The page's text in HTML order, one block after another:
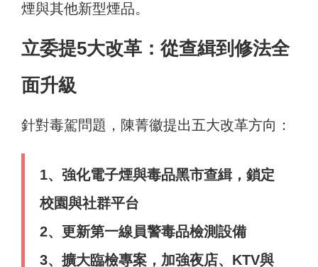
煙與其他新型煙品。
立委提5大改革：從查緝到修法全
面升級
針對毒駕問題，陳菁徽提出五大改革方向：
1、強化電子煙與毒品黑市查緝，鎖定
校園與社群平台
2、更新第一線員警毒品檢測設備
3、擴大臨檢專案，加強夜店、KTV與